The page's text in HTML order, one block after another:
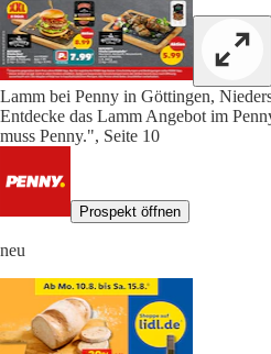
Lamm bei Penny in Göttingen,
Entdecke das Lamm Angebot im
muss Penny.", Seite 10
Prospekt öffnen
neu